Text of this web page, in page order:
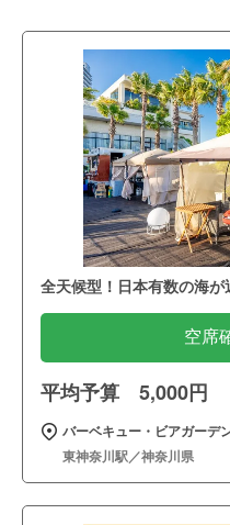
全天候型！日本有数の海
空席
平均予算 5,000円
バーベキュー・ビアガーデ
東神奈川駅／神奈川県